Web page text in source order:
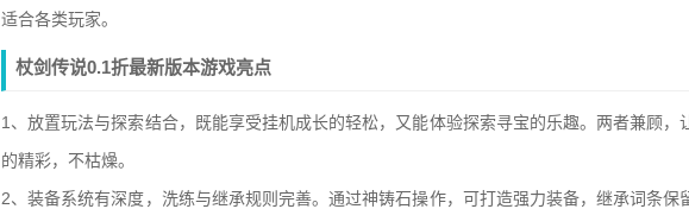
适合各类玩家。
杖剑传说0.1折最新版本游戏亮点
1、放置玩法与探索结合，既能享受挂机成长的轻松，又能体验探索寻宝的乐趣。两者兼顾，
的精彩，不枯燥。
2、装备系统有深度，洗练与继承规则完善。通过神铸石操作，可打造强力装备，继承词条保